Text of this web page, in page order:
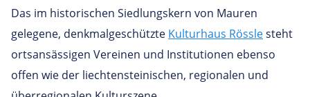
Das im historischen Siedlungskern von Mauren
gelegene, denkmalgeschützte Kulturhaus Rösslesteht
ortsansässigen Vereinen und Institutionen ebenso
offen wie der liechtensteinischen, regionalen und